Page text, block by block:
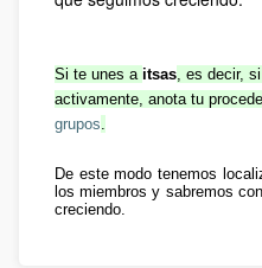
Si te unes a itsas, es decir,
activamente, anota tu
grupos.
De este modo tenemos
los miembros y sabremos
creciendo.